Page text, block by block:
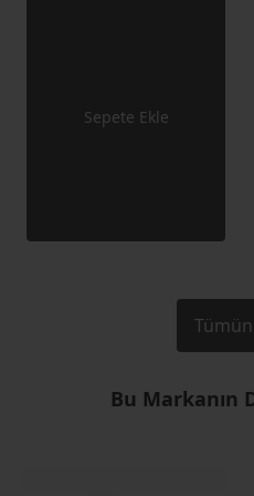
Sepete Ekle
Bu Markanın